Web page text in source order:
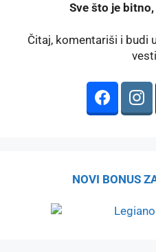
️Sve što je
Čitaj, komentariši i budi
NOVI BONUS